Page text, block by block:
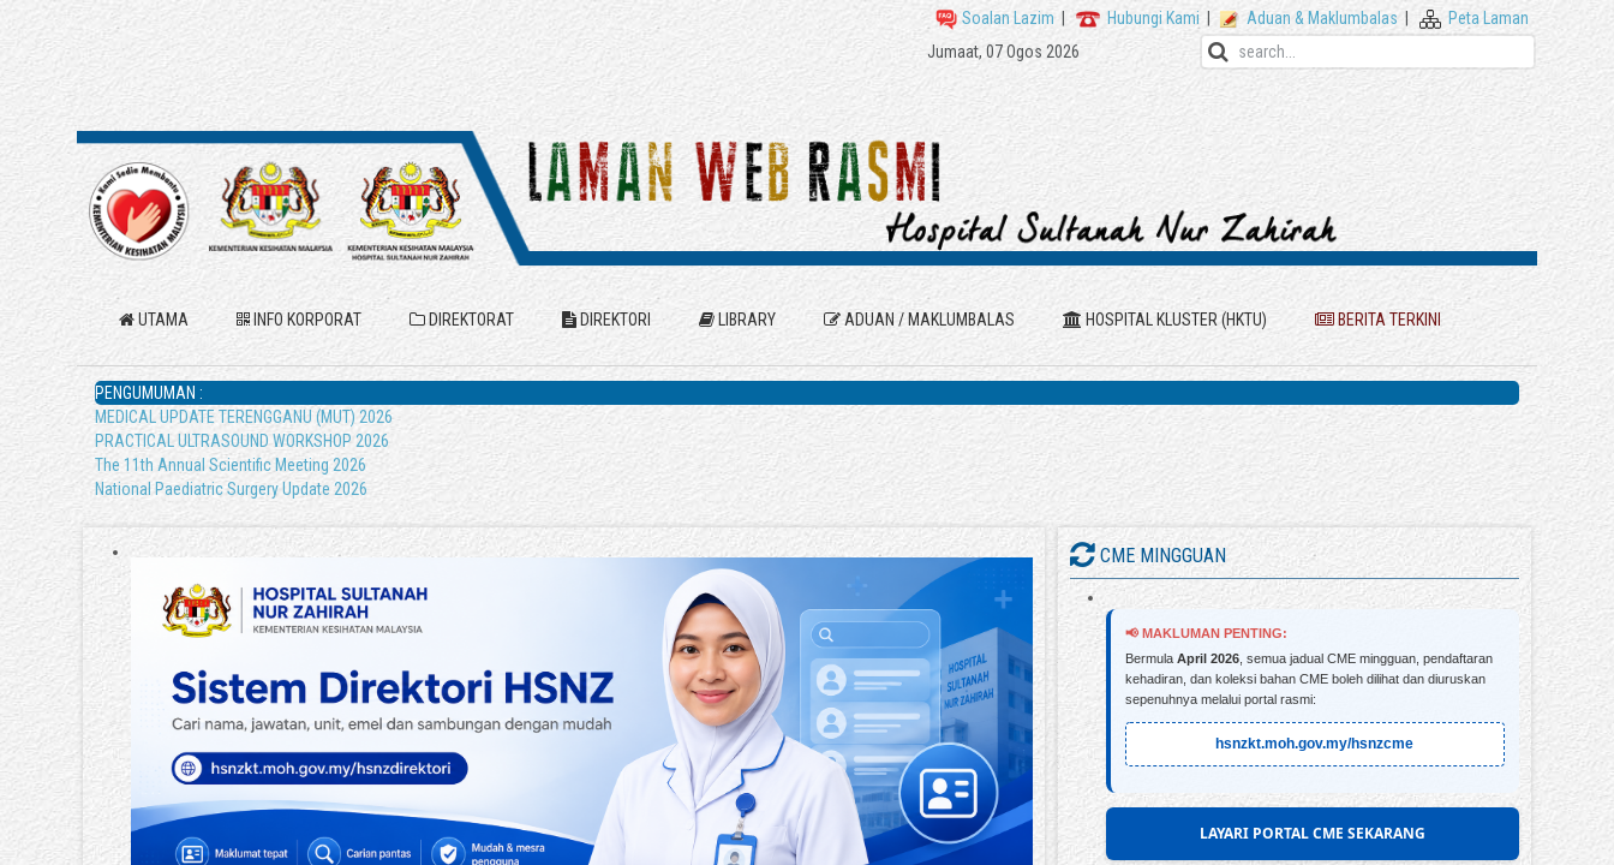
Soalan Lazim Hubungi Kami Aduan & Maklumbalas
Peta Laman
Jumaat, 07 Ogos 2026
UTAMA INFO KORPORAT DIREKTORAT DIREKTORI LIBRARY ADUAN / MAKLUMBALAS HOSPITAL KLUSTER (HKTU) BERITA TERKINI
PENGUMUMAN :
MEDICAL UPDATE TERENGGANU (MUT) 2026
PRACTICAL ULTRASOUND WORKSHOP 2026
The 11th Annual Scientific Meeting 2026
National Paediatric Surgery Update 2026
CME MINGGUAN
📢 MAKLUMAN PENTING:
Bermula April 2026, semua jadual CME mingguan, pendaftaran
kehadiran, dan koleksi bahan CME boleh dilihat dan diuruskan
sepenuhnya melalui portal rasmi:
hsnzkt.moh.gov.my/hsnzcme
LAYARI PORTAL CME SEKARANG